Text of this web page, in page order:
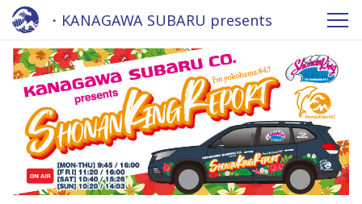
・KANAGAWA SUBARU presents
Shonan King REPORT 2022 - Fm
yokohama 84.7